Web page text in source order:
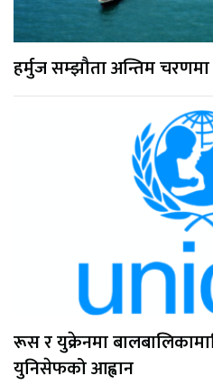
हर्मुज सम्झौता अन्तिम चरणमा
रूस र युक्रेनमा
युनिसेफको आह्वान